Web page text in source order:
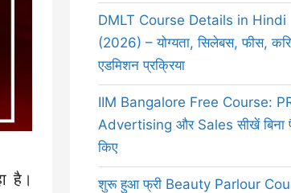
है।
DMLT Course Details in Hindi
(2026) – योग्यता, सिलेबस, फीस,
एडमिशन प्रक्रिया
IIM Bangalore Free Course:
Advertising और Sales सीखें बिना
किए
शुरू हुआ फ्री Beauty Parlour